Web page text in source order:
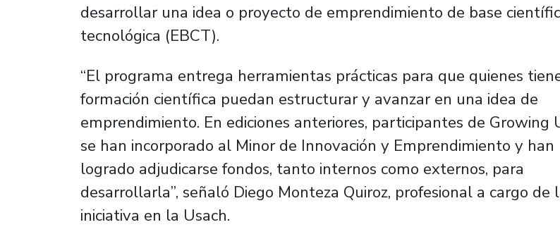
desarrollar una idea o proyecto de emprendimiento de base
tecnológica (EBCT).
“El programa entrega herramientas prácticas para que quienes
formación científica puedan estructurar y avanzar en una idea de
emprendimiento. En ediciones anteriores, participantes de Growing
se han incorporado al Minor de Innovación y Emprendimiento y han
logrado adjudicarse fondos, tanto internos como externos, para
desarrollarla”, señaló Diego Monteza Quiroz, profesional a cargo de
iniciativa en la Usach.